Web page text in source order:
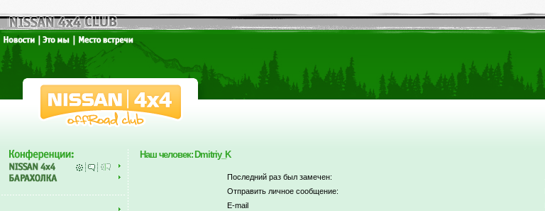
Наш человек: Dmitriy_K
Последний раз был замечен:
Отправить личное сообщение:
E-mail